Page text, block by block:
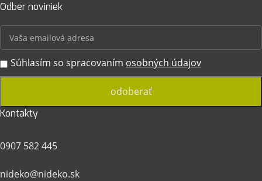
Odber noviniek
Súhlasím so spracovaním osobných údajov
Kontakty
0907 582 445
nideko@nideko.sk